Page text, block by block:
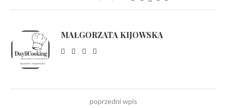
MAŁGORZATA KIJOWSKA
poprzedni wpis